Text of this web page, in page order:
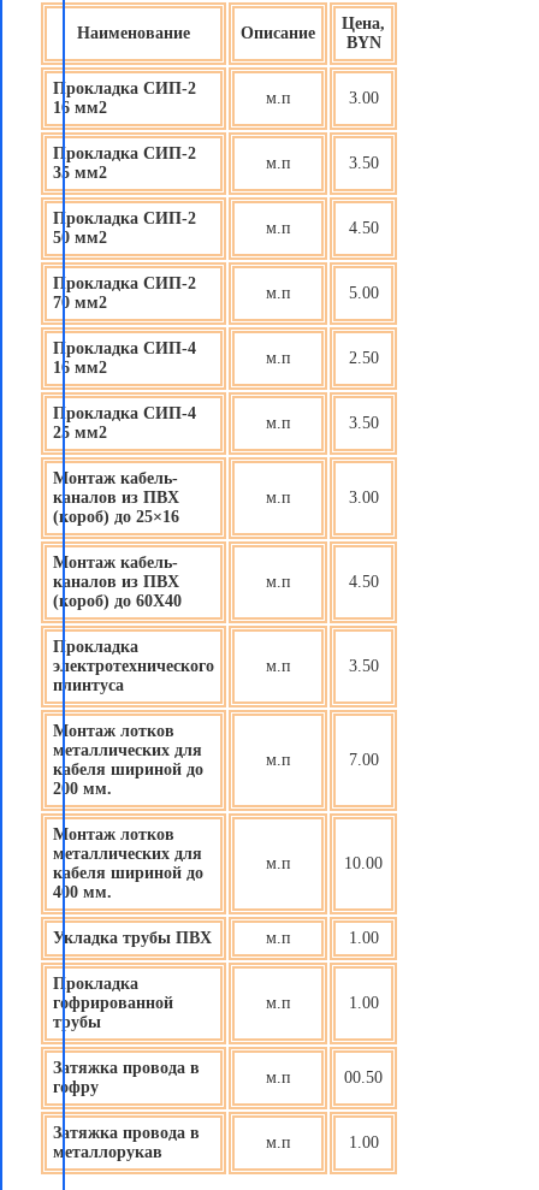
Наименование Описание
Цена,
BYN
Прокладка СИП-2
16 мм2
м.п 3.00
Прокладка СИП-2
35 мм2
м.п 3.50
Прокладка СИП-2
50 мм2
м.п 4.50
Прокладка СИП-2
70 мм2
м.п 5.00
Прокладка СИП-4
16 мм2
м.п 2.50
Прокладка СИП-4
25 мм2
м.п 3.50
Монтаж кабель-
каналов из ПВХ
(короб) до 25×16
м.п 3.00
Монтаж кабель-
каналов из ПВХ
(короб) до 60X40
м.п 4.50
Прокладка
электротехнического
плинтуса
м.п 3.50
Монтаж лотков
металлических для
кабеля шириной до
200 мм.
м.п 7.00
Монтаж лотков
металлических для
кабеля шириной до
400 мм.
м.п 10.00
Укладка трубы ПВХ м.п 1.00
Прокладка
гофрированной
трубы
м.п 1.00
Затяжка провода в
гофру
м.п 00.50
Затяжка провода в
металлорукав
м.п 1.00